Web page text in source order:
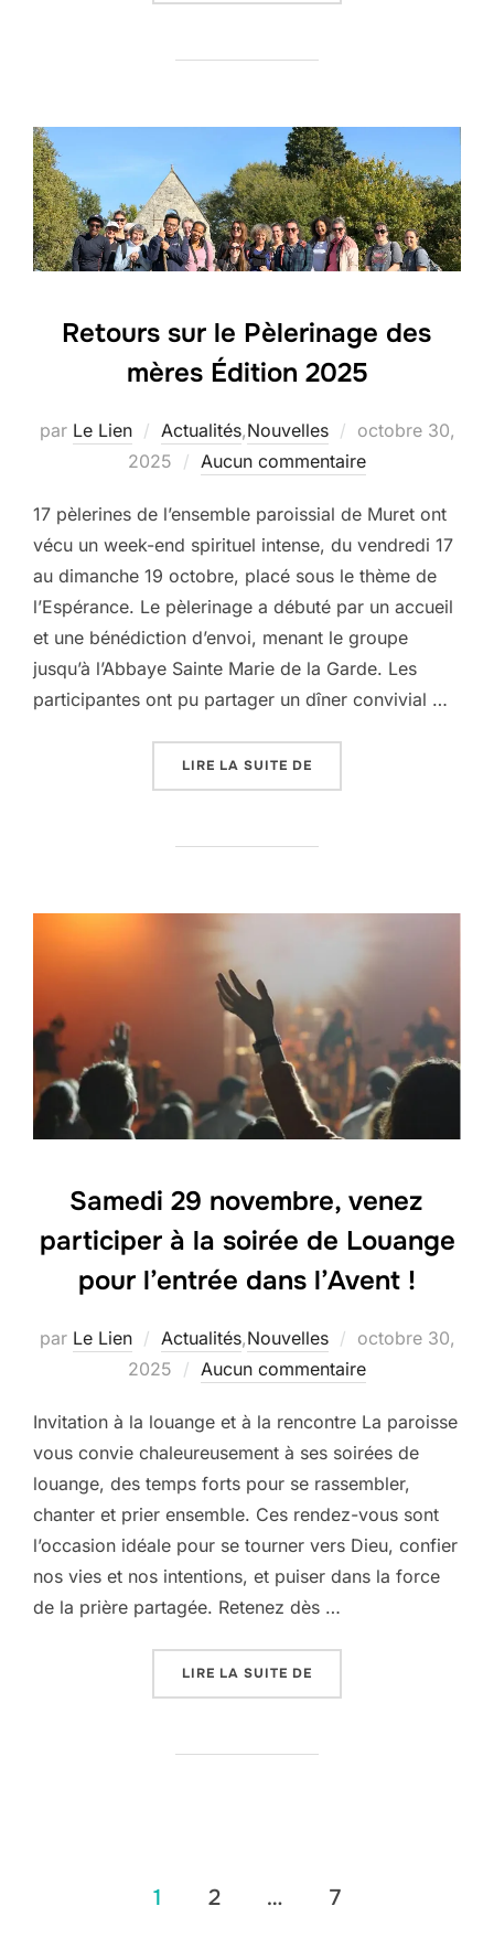
Retours sur le Pèlerinage des
mères Édition 2025
par Le Lien Actualités,Nouvelles
Publié
le
octobre 30,
2025
Aucun commentaire
17 pèlerines de l’ensemble paroissial de Muret ont
vécu un week-end spirituel intense, du vendredi 17
au dimanche 19 octobre, placé sous le thème de
l’Espérance. Le pèlerinage a débuté par un accueil
et une bénédiction d’envoi, menant le groupe
jusqu’à l’Abbaye Sainte Marie de la Garde. Les
participantes ont pu partager un dîner convivial …
LIRE LA SUITE DE
Samedi 29 novembre, venez
participer à la soirée de Louange
pour l’entrée dans l’Avent !
par Le Lien Actualités,Nouvelles
Publié
le
octobre 30,
2025
Aucun commentaire
Invitation à la louange et à la rencontre La paroisse
vous convie chaleureusement à ses soirées de
louange, des temps forts pour se rassembler,
chanter et prier ensemble. Ces rendez-vous sont
l’occasion idéale pour se tourner vers Dieu, confier
nos vies et nos intentions, et puiser dans la force
de la prière partagée. Retenez dès …
LIRE LA SUITE DE
Pagination
1 2 … 7